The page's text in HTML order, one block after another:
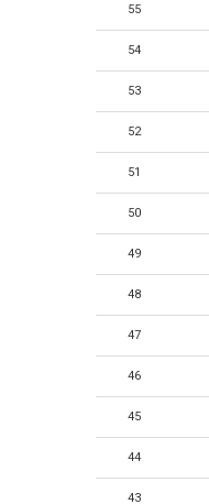
55
54
53
52
51
50
49
48
47
46
45
44
43